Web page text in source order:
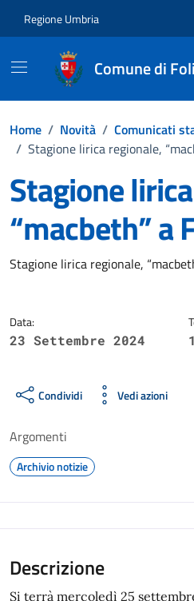
Regione Umbria
Comune di
Home / Novità / Comunicati
/ Stagione lirica regionale,
Stagione
“macbeth” a
Dettagli della
Stagione lirica regionale,
Data:
23 Settembre 2024
Condividi Vedi azioni
Argomenti
Archivio notizie
Descrizione
Si terrà mercoledì 25